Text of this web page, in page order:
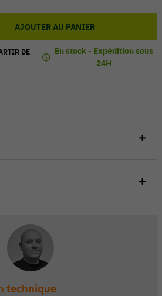
AJOUTER AU PANIER
DE
En stock - Expédition sous
24H
technique